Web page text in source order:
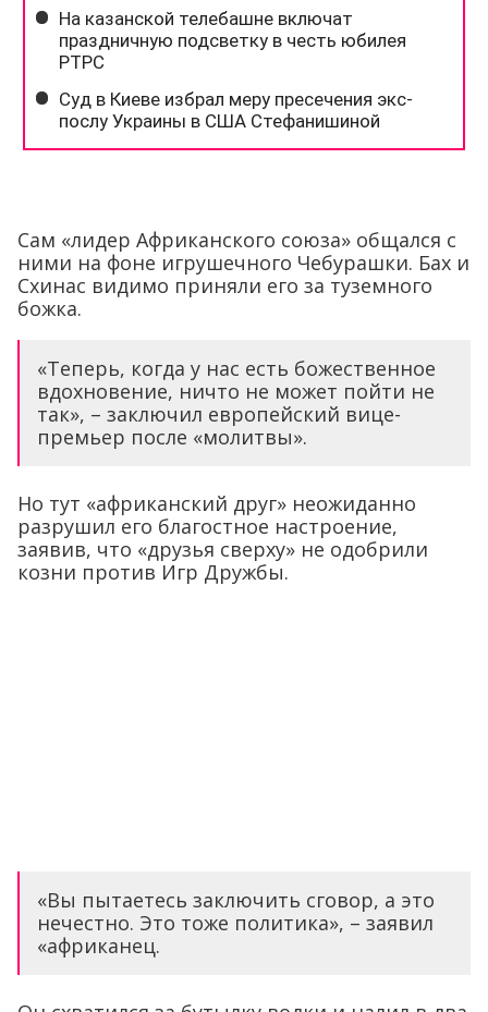
Сам «лидер Африканского союза» общался с
ними на фоне игрушечного Чебурашки. Бах и
Схинас видимо приняли его за туземного
божка.
«Теперь, когда у нас есть божественное
вдохновение, ничто не может пойти не
так», – заключил европейский вице-
премьер после «молитвы».
Но тут «африканский друг» неожиданно
разрушил его благостное настроение,
заявив, что «друзья сверху» не одобрили
козни против Игр Дружбы.
«Вы пытаетесь заключить сговор, а это
нечестно. Это тоже политика», – заявил
«африканец.